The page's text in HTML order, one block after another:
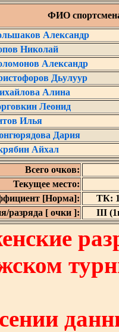
ФИО
Александр
Николай
Александр
Дьулуур
Алина
Леонид
Илья
Дария
Айхал
Всего очков:
Текущее место:
[Норма]:
ТК:
разряда [ очки ]:
III